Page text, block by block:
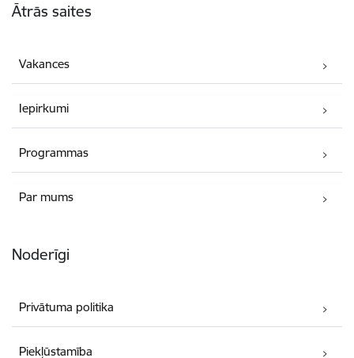
Ātrās saites
Vakances
Iepirkumi
Programmas
Par mums
Noderīgi
Privātuma politika
Piekļūstamība